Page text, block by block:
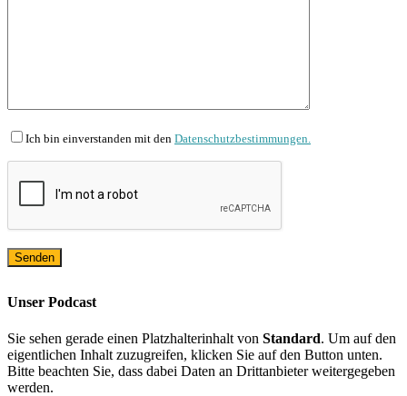
Ich bin einverstanden mit den Datenschutzbestimmungen.
Unser Podcast
Sie sehen gerade einen Platzhalterinhalt von Standard. Um auf den
eigentlichen Inhalt zuzugreifen, klicken Sie auf den Button unten.
Bitte beachten Sie, dass dabei Daten an Drittanbieter weitergegeben
werden.